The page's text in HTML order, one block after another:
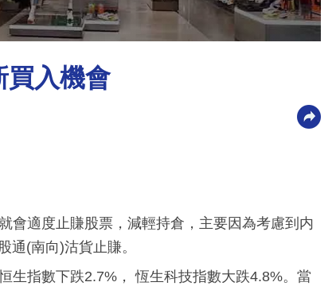
買入機會
會適度止賺股票，減輕持倉，主要因為考慮到内
通(南向)沽貨止賺。
生指數下跌2.7%， 恆生科技指數大跌4.8%。當